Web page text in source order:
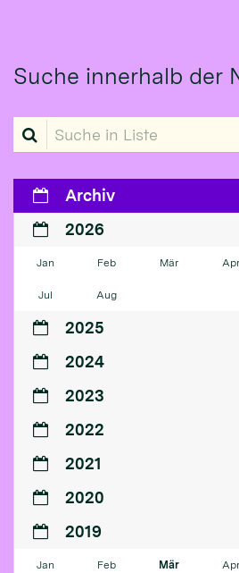
Suche innerhalb der
Suche in Liste
Archiv
2026
Jan Feb Mär Apr
Jul Aug
2025
2024
2023
2022
2021
2020
2019
Jan Feb Mär Apr